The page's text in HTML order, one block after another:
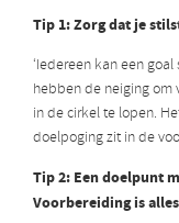
Tip 1: Zorg dat je
‘Iedereen kan een
hebben de neiging om
in de cirkel te lopen.
doelpoging zit in de
Tip 2: Een doelpunt
Voorbereiding is alles